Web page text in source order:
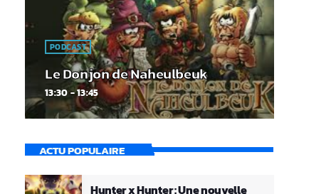
PODCAST
Le Donjon de Naheulbeuk
13:30 - 13:45
ACTU POPULAIRE
Hunter x Hunter : Une nouvelle